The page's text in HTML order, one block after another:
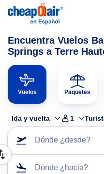
Encuentra Vuelos
Springs a Terre
Vuelos Paquetes
Ida y vuelta 1
Dónde ¿desde?
Dónde ¿hacia?